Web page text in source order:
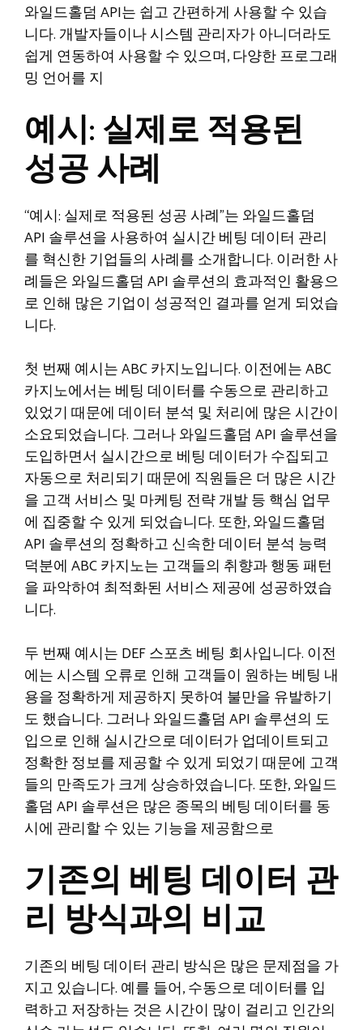
와일드홀덤 API는 쉽고 간편하게 사용할 수 있습
니다. 개발자들이나 시스템 관리자가 아니더라도
쉽게 연동하여 사용할 수 있으며, 다양한 프로그래
밍 언어를 지
예시: 실제로 적용된
성공 사례
“예시: 실제로 적용된 성공 사례”는 와일드홀덤
API 솔루션을 사용하여 실시간 베팅 데이터 관리
를 혁신한 기업들의 사례를 소개합니다. 이러한 사
례들은 와일드홀덤 API 솔루션의 효과적인 활용으
로 인해 많은 기업이 성공적인 결과를 얻게 되었습
니다.
첫 번째 예시는 ABC 카지노입니다. 이전에는 ABC
카지노에서는 베팅 데이터를 수동으로 관리하고
있었기 때문에 데이터 분석 및 처리에 많은 시간이
소요되었습니다. 그러나 와일드홀덤 API 솔루션을
도입하면서 실시간으로 베팅 데이터가 수집되고
자동으로 처리되기 때문에 직원들은 더 많은 시간
을 고객 서비스 및 마케팅 전략 개발 등 핵심 업무
에 집중할 수 있게 되었습니다. 또한, 와일드홀덤
API 솔루션의 정확하고 신속한 데이터 분석 능력
덕분에 ABC 카지노는 고객들의 취향과 행동 패턴
을 파악하여 최적화된 서비스 제공에 성공하였습
니다.
두 번째 예시는 DEF 스포츠 베팅 회사입니다. 이전
에는 시스템 오류로 인해 고객들이 원하는 베팅 내
용을 정확하게 제공하지 못하여 불만을 유발하기
도 했습니다. 그러나 와일드홀덤 API 솔루션의 도
입으로 인해 실시간으로 데이터가 업데이트되고
정확한 정보를 제공할 수 있게 되었기 때문에 고객
들의 만족도가 크게 상승하였습니다. 또한, 와일드
홀덤 API 솔루션은 많은 종목의 베팅 데이터를 동
시에 관리할 수 있는 기능을 제공함으로
기존의 베팅 데이터 관
리 방식과의 비교
기존의 베팅 데이터 관리 방식은 많은 문제점을 가
지고 있습니다. 예를 들어, 수동으로 데이터를 입
력하고 저장하는 것은 시간이 많이 걸리고 인간의